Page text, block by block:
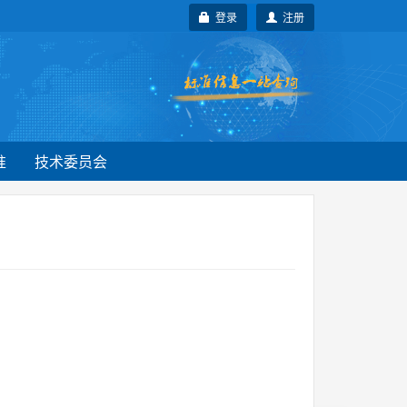
注册
登录
技术委员会